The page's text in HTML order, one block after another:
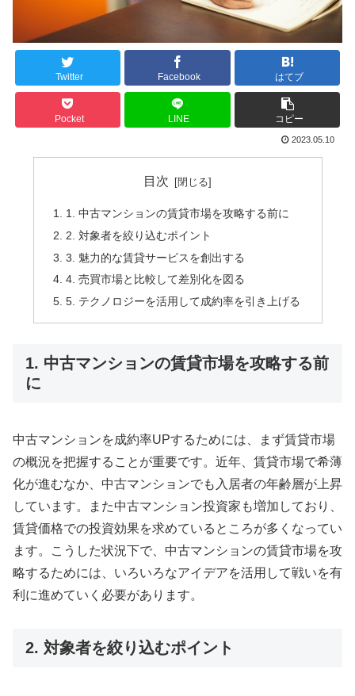
Twitter Facebook はてブ
Pocket LINE コピー
2023.05.10
目次
1. 中古マンションの賃貸市場を攻略する前に
2. 対象者を絞り込むポイント
3. 魅力的な賃貸サービスを創出する
4. 売買市場と比較して差別化を図る
5. テクノロジーを活用して成約率を引き上げる
1. 中古マンションの賃貸市場を攻略する前
に
中古マンションを成約率UPするためには、まず賃貸市場
の概況を把握することが重要です。近年、賃貸市場で希薄
化が進むなか、中古マンションでも入居者の年齢層が上昇
しています。また中古マンション投資家も増加しており、
賃貸価格での投資効果を求めているところが多くなってい
ます。こうした状況下で、中古マンションの賃貸市場を攻
略するためには、いろいろなアイデアを活用して戦いを有
利に進めていく必要があります。
2. 対象者を絞り込むポイント